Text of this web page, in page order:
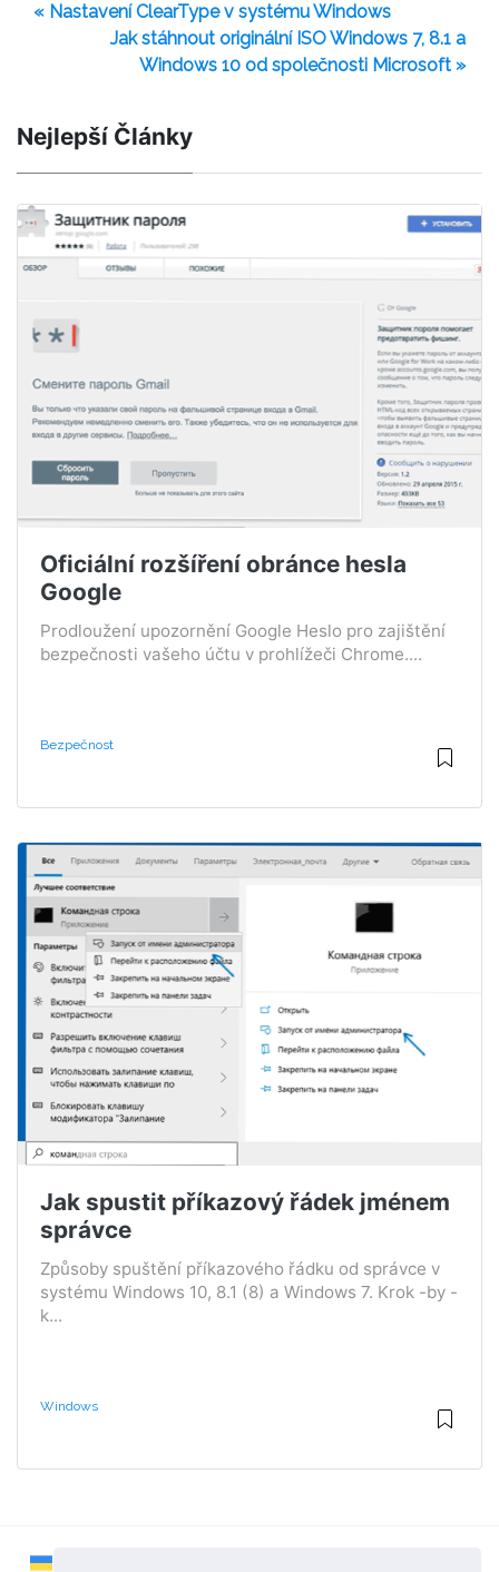
« Nastavení ClearType v systému Windows
Jak stáhnout originální ISO Windows 7, 8.1 a
Windows 10 od společnosti Microsoft »
Nejlepší Články
Oficiální rozšíření obránce hesla
Google
Prodloužení upozornění Google Heslo pro zajištění
bezpečnosti vašeho účtu v prohlížeči Chrome....
Bezpečnost
Jak spustit příkazový řádek jménem
správce
Způsoby spuštění příkazového řádku od správce v
systému Windows 10, 8.1 (8) a Windows 7. Krok -by -
k...
Windows